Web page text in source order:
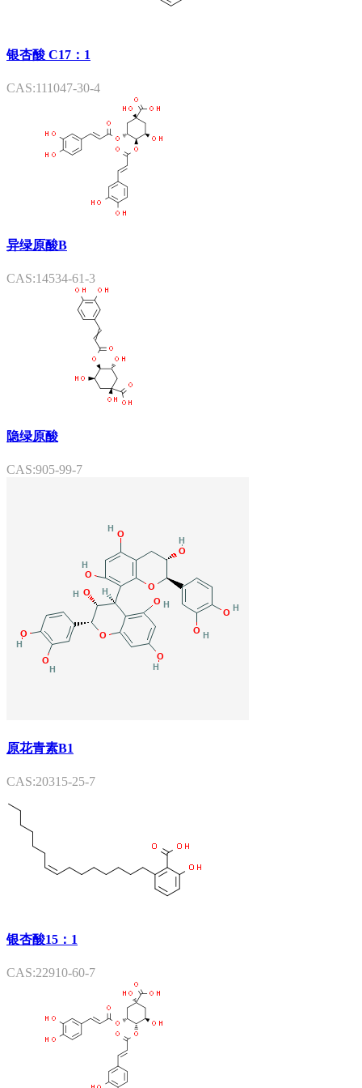
银杏酸 C17：1
CAS:111047-30-4
异绿原酸B
CAS:14534-61-3
隐绿原酸
CAS:905-99-7
原花青素B1
CAS:20315-25-7
银杏酸15：1
CAS:22910-60-7